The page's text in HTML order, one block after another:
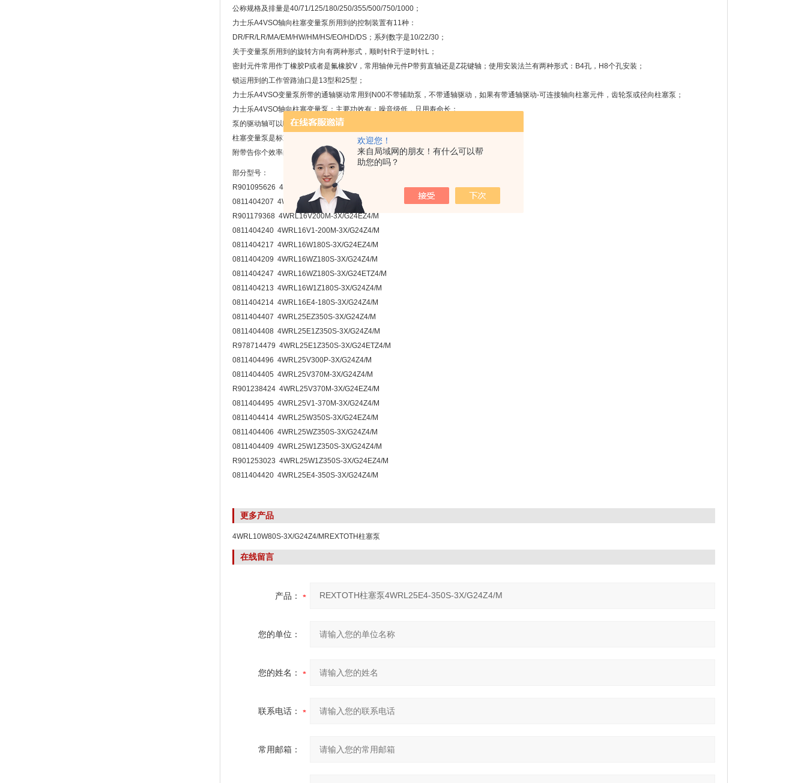
欢迎您！
来自局域网的朋友！有什么可以帮
助您的吗？
公称规格及排量是40/71/125/180/250/355/500/750/1000；
力士乐A4VSO轴向柱塞变量泵所用到的控制装置有11种：
DR/FR/LR/MA/EM/HW/HM/HS/EO/HD/DS；系列数字是10/22/30；
关于变量泵所用到的旋转方向有两种形式，顺时针R于逆时针L；
密封元件常用作丁橡胶P或者是氟橡胶V，常用轴伸元件P带剪直轴还是Z花键轴；使用安装法兰有两种形式：B4孔，H8个孔安装；
锁运用到的工作管路油口是13型和25型；
力士乐A4VSO变量泵所带的通轴驱动常用到N00不带辅助泵，不带通轴驱动，如果有带通轴驱动-可连接轴向柱塞元件，齿轮泵或径向柱塞泵；
力士乐A4VSO轴向柱塞变量泵：主要功效有：噪音级低，只用寿命长；
泵的驱动轴可以吸收轴向和径向负载；使用的功率重量比高；
柱塞变量泵是标准机构，控制时间短，其通轴驱动和泵可组合使用；
附带告你个效率的斜盘摆角指示器。
部分型号：
R901095626 4WRL16E1Z180S-3X/G24ETZ4/M
0811404207 4WRL16V200M-3X/G24Z4/M
R901179368 4WRL16V200M-3X/G24EZ4/M
0811404240 4WRL16V1-200M-3X/G24Z4/M
0811404217 4WRL16W180S-3X/G24EZ4/M
0811404209 4WRL16WZ180S-3X/G24Z4/M
0811404247 4WRL16WZ180S-3X/G24ETZ4/M
0811404213 4WRL16W1Z180S-3X/G24Z4/M
0811404214 4WRL16E4-180S-3X/G24Z4/M
0811404407 4WRL25EZ350S-3X/G24Z4/M
0811404408 4WRL25E1Z350S-3X/G24Z4/M
R978714479 4WRL25E1Z350S-3X/G24ETZ4/M
0811404496 4WRL25V300P-3X/G24Z4/M
0811404405 4WRL25V370M-3X/G24Z4/M
R901238424 4WRL25V370M-3X/G24EZ4/M
0811404495 4WRL25V1-370M-3X/G24Z4/M
0811404414 4WRL25W350S-3X/G24EZ4/M
0811404406 4WRL25WZ350S-3X/G24Z4/M
0811404409 4WRL25W1Z350S-3X/G24Z4/M
R901253023 4WRL25W1Z350S-3X/G24EZ4/M
0811404420 4WRL25E4-350S-3X/G24Z4/M
更多产品
4WRL10W80S-3X/G24Z4/MREXTOTH柱塞泵
4WRL10W80S-3X/G24Z4/M
在线留言
产品：
您的单位：
您的姓名：
联系电话：
常用邮箱：